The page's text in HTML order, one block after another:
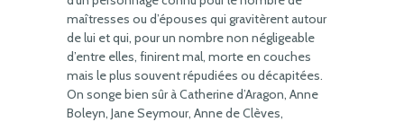
maîtresses ou d’épouses qui gravitèrent autour
de lui et qui, pour un nombre non négligeable
d’entre elles, finirent mal, morte en couches
mais le plus souvent répudiées ou décapitées.
On songe bien sûr à Catherine d’Aragon, Anne
Boleyn, Jane Seymour, Anne de Clèves,